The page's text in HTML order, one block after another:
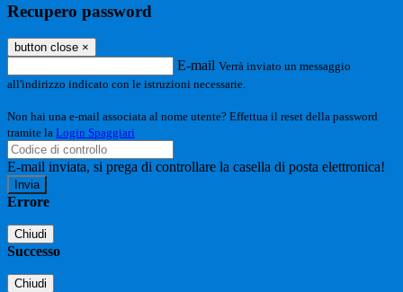
Recupero password
button close ×
E-mail Verrà inviato un messaggio
all'indirizzo indicato con le istruzioni necessarie.
Non hai una e-mail associata al nome utente? Effettua il reset della password
tramite la Login Spaggiari
E-mail inviata, si prega di controllare la casella di posta elettronica!
Errore
Chiudi
Successo
Chiudi